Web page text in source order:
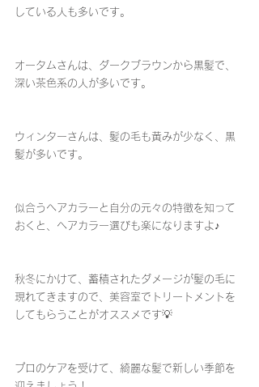
している人も多いです。
オータムさんは、ダークブラウンから黒髪で、
深い茶色系の人が多いです。
ウィンターさんは、髪の毛も黄みが少なく、黒
髪が多いです。
似合うヘアカラーと自分の元々の特徴を知って
おくと、ヘアカラー選びも楽になりますよ♪
秋冬にかけて、蓄積されたダメージが髪の毛に
現れてきますので、美容室でトリートメントを
してもらうことがオススメです💡
プロのケアを受けて、綺麗な髪で新しい季節を